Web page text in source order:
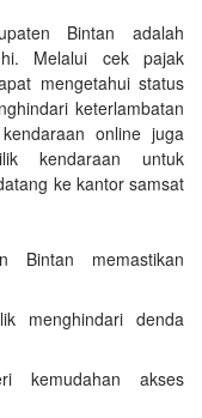
Bintan adalah
Melalui cek pajak
mengetahui status
keterlambatan
online juga
kendaraan untuk
ke kantor samsat
Bintan memastikan
menghindari denda
kemudahan akses